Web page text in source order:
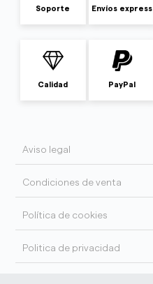
Soporte Envíos express
Calidad PayPal
Aviso legal
Condiciones de venta
Política de cookies
Politica de privacidad